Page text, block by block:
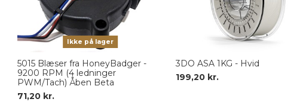
Ikke på lager
5015 Blæser fra HoneyBadger -
9200 RPM (4 ledninger
PWM/Tach) Åben Beta
71,20 kr.
3DO ASA 1KG - Hvid
199,20 kr.